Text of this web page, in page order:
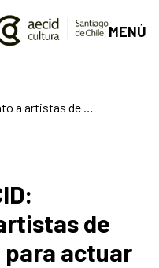
MENÚ
de
actuar